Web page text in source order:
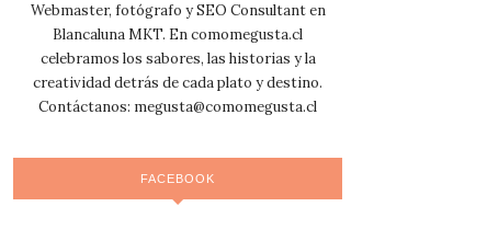
Webmaster, fotógrafo y SEO Consultant en
Blancaluna MKT. En comomegusta.cl
celebramos los sabores, las historias y la
creatividad detrás de cada plato y destino.
Contáctanos: megusta@comomegusta.cl
FACEBOOK